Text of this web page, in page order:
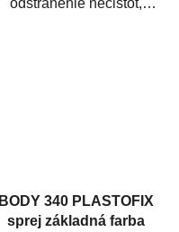
odstránenie nečistôt,
BODY 340 PLASTOFIX
sprej základná farba